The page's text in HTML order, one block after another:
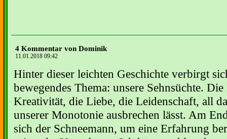
4 Kommentar von Dominik
11.01.2018 09:42
Hinter dieser leichten Geschichte verbirgt
bewegendes Thema: unsere Sehnsüchte.
Kreativität, die Liebe, die Leidenschaft, all
unserer Monotonie ausbrechen lässt. Am
sich der Schneemann, um eine Erfahrung